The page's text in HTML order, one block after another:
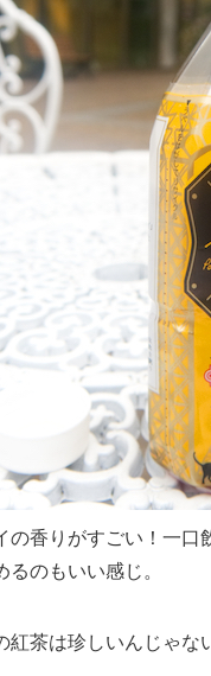
香りがすごい！一
のもいい感じ。
茶は珍しいんじゃな